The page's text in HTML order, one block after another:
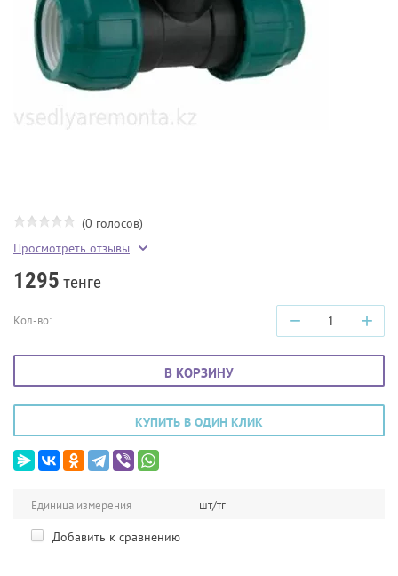
(0 голосов)
Просмотреть отзывы
1295 тенге
Кол-во: − +
В КОРЗИНУ
КУПИТЬ В ОДИН КЛИК
Единица измерения шт/тг
Добавить к сравнению